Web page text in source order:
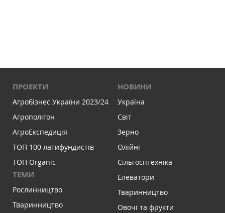
ПРОЕКТИ
Агробізнес України 2023/24
Агрополігон
АгроЕкспедиція
ТОП 100 латифундистів
ТОП Organic
ТЕМИ
Рослинництво
Тваринництво
НОВИНИ
Україна
Світ
Зерно
Олійні
Сільгосптехніка
Елеватори
Тваринництво
Овочі та фрукти